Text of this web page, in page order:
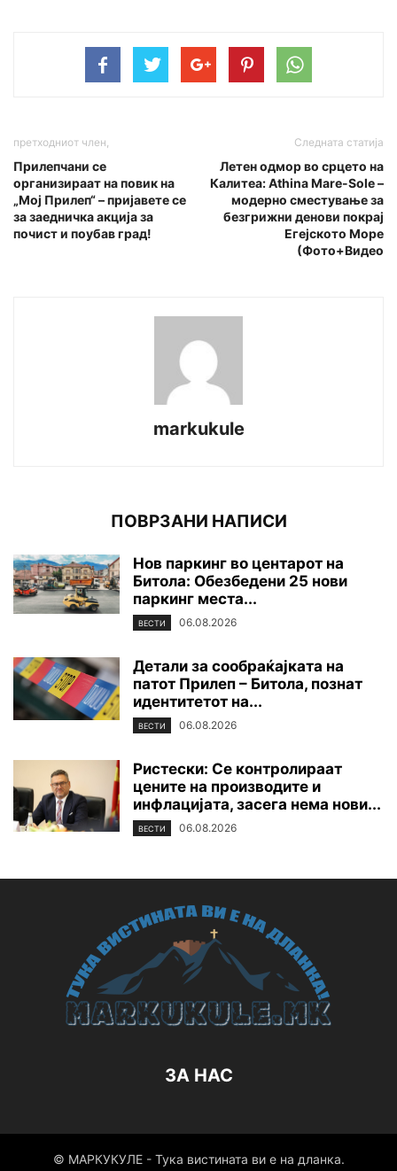
претходниот член,
Прилепчани се
организираат на повик на
„Мој Прилеп“ – пријавете се
за заедничка акција за
почист и поубав град!
Следната статија
Летен одмор во срцето на
Калитеа: Athina Mare-Sole –
модерно сместување за
безгрижни денови покрај
Егејското Море
(Фото+Видео
markukule
ПОВРЗАНИ НАПИСИ
Нов паркинг во центарот на
Битола: Обезбедени 25 нови
паркинг места...
ВЕСТИ 06.08.2026
Детали за сообраќајката на
патот Прилеп – Битола, познат
идентитетот на...
ВЕСТИ 06.08.2026
Ристески: Се контролираат
цените на производите и
инфлацијата, засега нема нови...
ВЕСТИ 06.08.2026
ЗА НАС
© МАРКУКУЛЕ - Тука вистината ви е на дланка.